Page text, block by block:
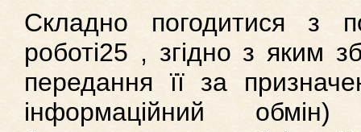
Складно погодитися з
роботі25 , згідно з яким
передання її за
інформаційний